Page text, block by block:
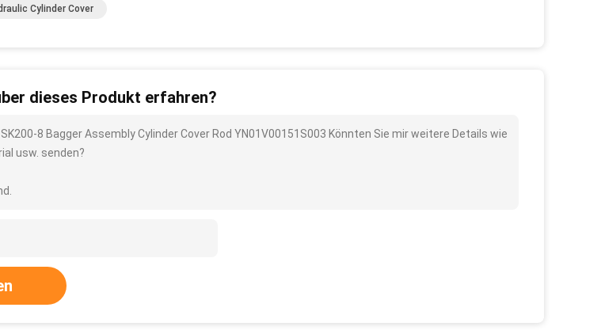
Cylinder Cover
dieses Produkt erfahren?
8 Bagger Assembly Cylinder Cover Rod YN01V00151S003 Könnten Sie mir weitere Details wie
usw. senden?